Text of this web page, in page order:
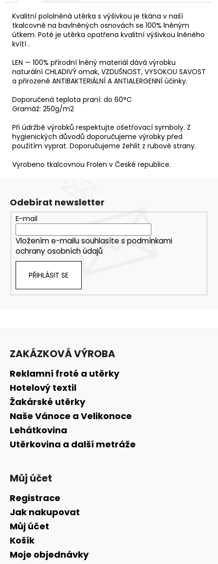
Kvalitní pololněná utěrka s výšivkou je tkána v naší
tkalcovně na bavlněných osnovách se 100% lněným
útkem. Poté je utěrka opatřena kvalitní výšivkou lněného
kvítí .
LEN — 100% přírodní lněný materiál dává výrobku
naturální CHLADIVÝ omak, VZDUŠNOST, VYSOKOU SAVOST
a přirozeně ANTIBAKTERIÁLNÍ A ANTIALERGENNÍ účinky.
Doporučená teplota praní: do 60°C
Gramáž: 250g/m2
Při údržbě výrobků respektujte ošetřovací symboly. Z
hygienických důvodů doporučujeme výrobky před
použitím vyprat. Doporučujeme žehlit z rubové strany.
Vyrobeno tkalcovnou Frolen v České republice.
39
Kč
Odebírat newsletter
E-mail
Vložením e-mailu souhlasíte s podmínkami
ochrany osobních údajů
PŘIHLÁSIT SE
ZAKÁZKOVÁ VÝROBA
Reklamní froté a utěrky
Hotelový textil
Žakárské utěrky
Naše Vánoce a Velikonoce
Lehátkovina
Utěrkovina a další metráže
Můj účet
Registrace
Jak nakupovat
Můj účet
Košík
Moje objednávky